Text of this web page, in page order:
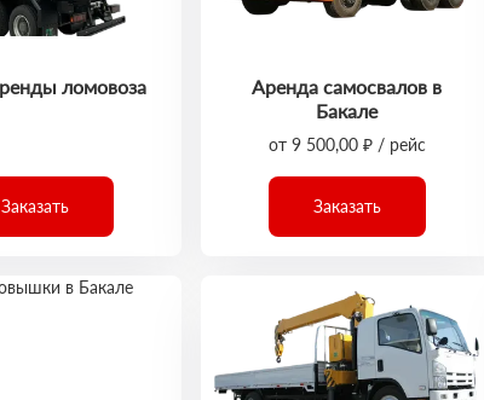
ломовоза
Заказать
Аренда самосвалов в
Бакале
от 9 500,00 ₽ / рейс
Заказать